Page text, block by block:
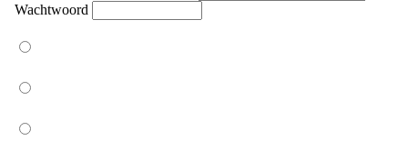
Wachtwoord